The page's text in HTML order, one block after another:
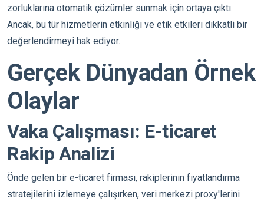
zorluklarına otomatik çözümler sunmak için ortaya çıktı.
Ancak, bu tür hizmetlerin etkinliği ve etik etkileri dikkatli bir
değerlendirmeyi hak ediyor.
Gerçek Dünyadan Örnek
Olaylar
Vaka Çalışması: E-ticaret
Rakip Analizi
Önde gelen bir e-ticaret firması, rakiplerinin fiyatlandırma
stratejilerini izlemeye çalışırken, veri merkezi proxy'lerini